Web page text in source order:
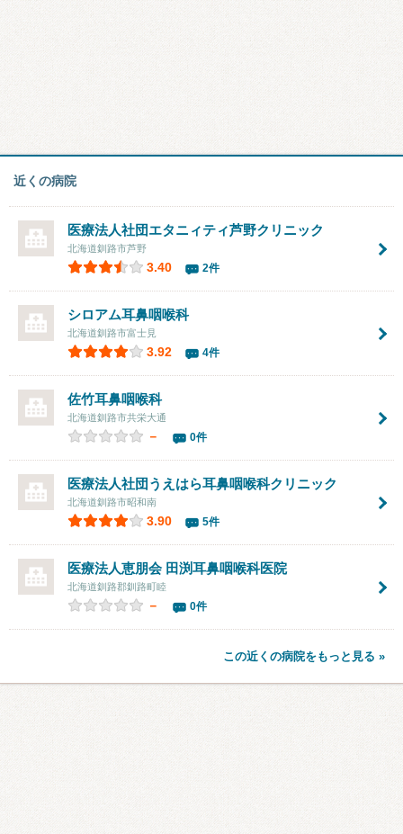
近くの病院
医療法人社団エタニィティ芦野クリニック
北海道釧路市芦野
3.40 2件
シロアム耳鼻咽喉科
北海道釧路市富士見
3.92 4件
佐竹耳鼻咽喉科
北海道釧路市共栄大通
－ 0件
医療法人社団 うえはら耳鼻咽喉科クリニック
北海道釧路市昭和南
3.90 5件
医療法人恵朋会 田渕耳鼻咽喉科医院
北海道釧路郡釧路町睦
－ 0件
この近くの病院をもっと見る »